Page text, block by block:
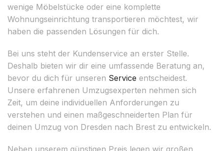
wenige Möbelstücke oder eine komplette
Wohnungseinrichtung transportieren möchtest, wir
haben die passenden Lösungen für dich.
Bei uns steht der Kundenservice an erster Stelle.
Deshalb bieten wir dir eine umfassende Beratung an,
bevor du dich für unseren Service entscheidest.
Unsere erfahrenen Umzugsexperten nehmen sich
Zeit, um deine individuellen Anforderungen zu
verstehen und einen maßgeschneiderten Plan für
deinen Umzug von Dresden nach Brest zu entwickeln.
Neben unserem günstigen Preis legen wir großen